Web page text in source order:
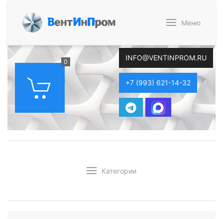
ВентИнПром Меню
0 INFO@VENTINPROM.RU
+7 (993) 621-14-32
Категории